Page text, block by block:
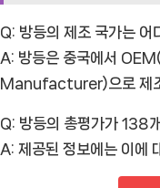
Q: 방등의 제조 국가는 어
A: 방등은 중국에서
Manufacturer)으로 제
Q: 방등의 총평가가 138
A: 제공된 정보에는 이에